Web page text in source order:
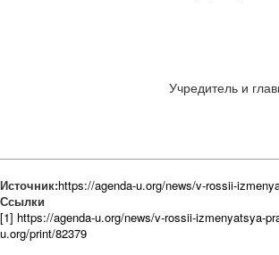
Учредитель и
Источник:https://agenda-u.org/news/v-rossii-
Ссылки
[1] https://agenda-u.org/news/v-rossii-izmenyatsya-
u.org/print/82379